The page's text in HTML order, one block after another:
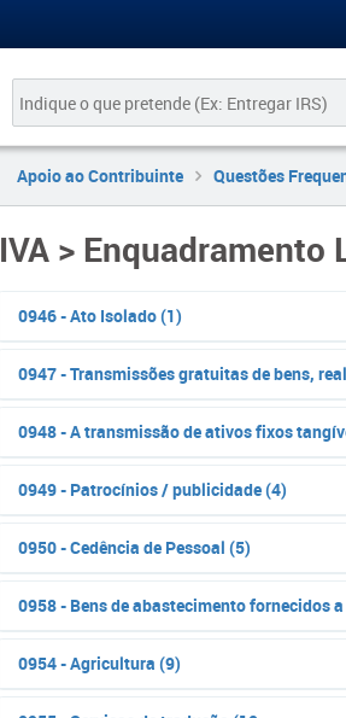
Apoio ao Contribuinte Questões
IVA > Enquadramento
0946 - Ato Isolado (1)
0947 - Transmissões gratuitas de bens,
0948 - A transmissão de ativos fixos
0949 - Patrocínios / publicidade (4)
0950 - Cedência de Pessoal (5)
0958 - Bens de abastecimento fornecidos
0954 - Agricultura (9)